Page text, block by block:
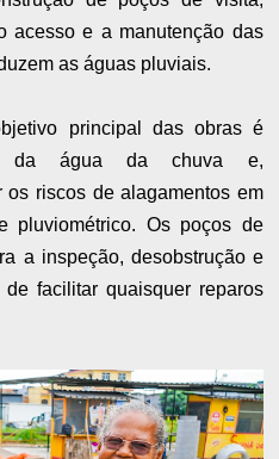
acesso e a manutenção das
as águas pluviais.
principal das obras é
da água da chuva e,
os riscos de alagamentos em
pluviométrico. Os poços de
a inspeção, desobstrução e
facilitar quaisquer reparos